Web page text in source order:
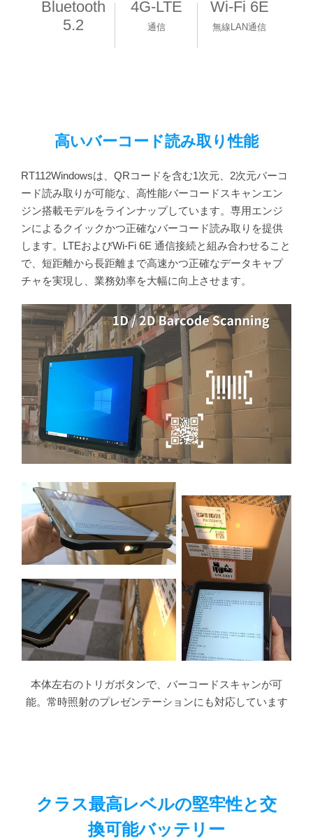
Bluetooth
5.2
4G-LTE
通信
Wi-Fi 6E
無線LAN通信
高いバーコード読み取り性能
RT112Windowsは、QRコードを含む1次元、2次元バーコ
ード読み取りが可能な、高性能バーコードスキャンエン
ジン搭載モデルをラインナップしています。専用エンジ
ンによるクイックかつ正確なバーコード読み取りを提供
します。LTEおよびWi-Fi 6E 通信接続と組み合わせること
で、短距離から長距離まで高速かつ正確なデータキャプ
チャを実現し、業務効率を大幅に向上させます。
本体左右のトリガボタンで、バーコードスキャンが可
能。常時照射のプレゼンテーションにも対応しています
クラス最高レベルの堅牢性と交
換可能バッテリー